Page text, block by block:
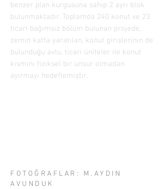
benzer plan kurgusuna sahip 2 ayrı blok
bulunmaktadır. Toplamda 240 konut ve 23
ticari bağımsız bölüm bulunan projede,
zemin katta yaratılan, konut girişlerinin de
bulunduğu avlu, ticari üniteler ile konut
kısmını fiziksel bir unsur olmadan
ayırmayı hedeflemiştir.
FOTOĞRAFLAR: M.AYDIN
AVUNDUK